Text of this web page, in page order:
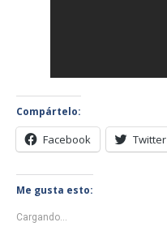
Compártelo:
Facebook Twitter
Me gusta esto:
Cargando...